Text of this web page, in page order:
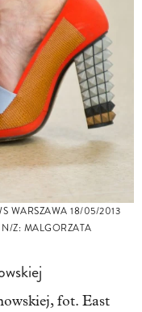
WARSZAWA 18/05/2013
Z: MALGORZATA
fot. East